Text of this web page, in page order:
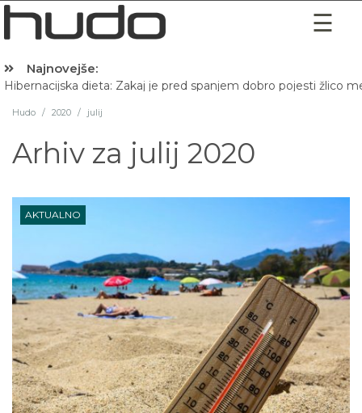
Najnovejše:
Hibernacijska dieta: Zakaj je pred spanjem dobro pojesti žlico
Hudo / 2020 / julij
Arhiv za julij 2020
AKTUALNO